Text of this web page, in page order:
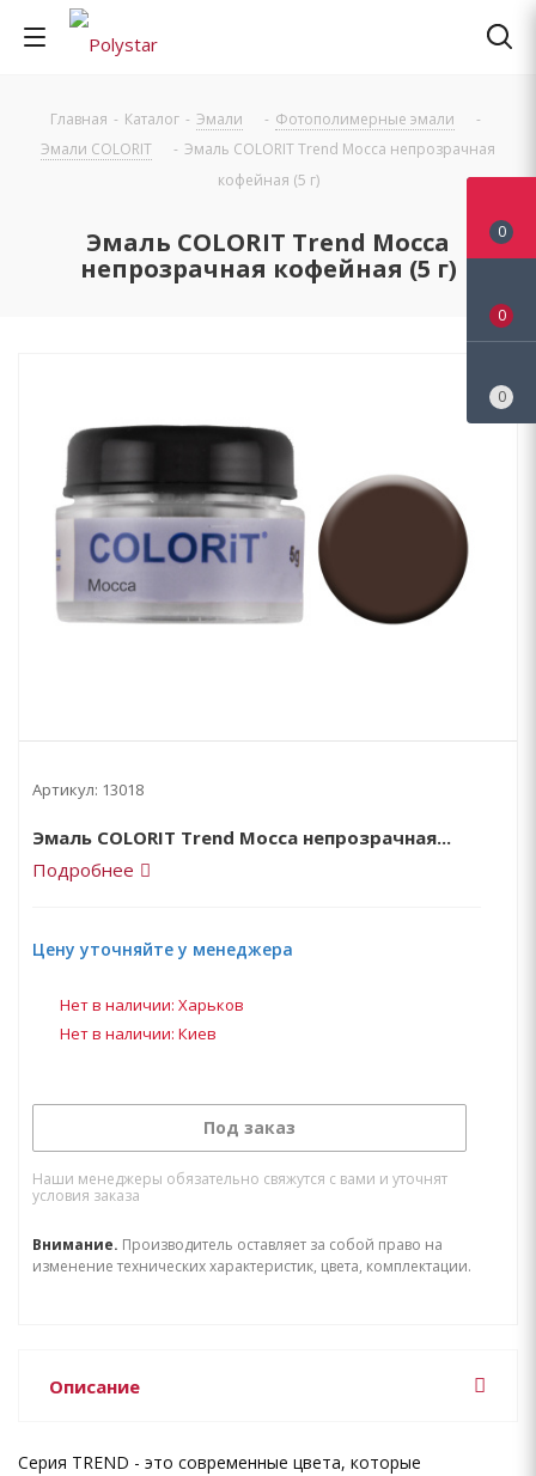
Главная - Каталог - Эмали - Фотополимерные эмали
-
Эмали COLORIT
- Эмаль COLORIT Trend Mocca непрозрачная
кофейная (5 г)
Эмаль COLORIT Trend Mocca
непрозрачная кофейная (5 г)
Артикул: 13018
Эмаль COLORIT Trend Mocca непрозрачная...
Подробнее
Цену уточняйте у менеджера
Нет в наличии: Харьков
Нет в наличии: Киев
Под заказ
Наши менеджеры обязательно свяжутся с вами и уточнят
условия заказа
Внимание. Производитель оставляет за собой право на
изменение технических характеристик, цвета, комплектации.
Описание
Серия TREND - это современные цвета, которые
0
0
0